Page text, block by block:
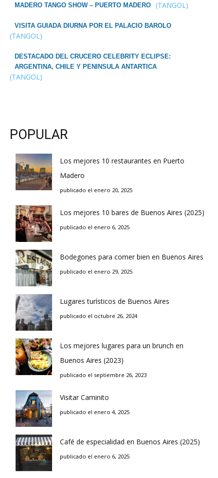
MADERO TANGO SHOW – PUERTO MADERO (TANGOL)
VISITA GUIADA DIURNA POR EL PALACIO BAROLO
(TANGOL)
DESTACADO DEL CRUCERO CELEBRITY ECLIPSE:
ARGENTINA, CHILE Y PENINSULA ANTARTICA
(TANGOL)
POPULAR
Los mejores 10 restaurantes en Puerto
Madero
publicado el enero 20, 2025
Los mejores 10 bares de Buenos Aires (2025)
publicado el enero 6, 2025
Bodegones para comer bien en Buenos Aires
publicado el enero 29, 2025
Lugares turísticos de Buenos Aires
publicado el octubre 26, 2024
Los mejores lugares para un brunch en
Buenos Aires (2023)
publicado el septiembre 26, 2023
Visitar Caminito
publicado el enero 4, 2025
Café de especialidad en Buenos Aires (2025)
publicado el enero 6, 2025